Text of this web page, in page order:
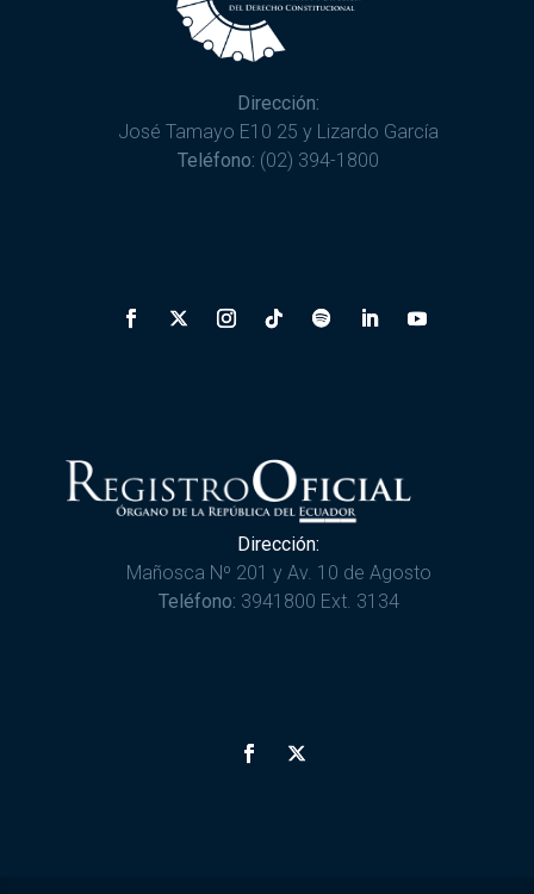
Dirección:
José Tamayo E10 25 y Lizardo García
Teléfono: (02) 394-1800
Dirección:
Mañosca Nº 201 y Av. 10 de Agosto
Teléfono: 3941800 Ext. 3134